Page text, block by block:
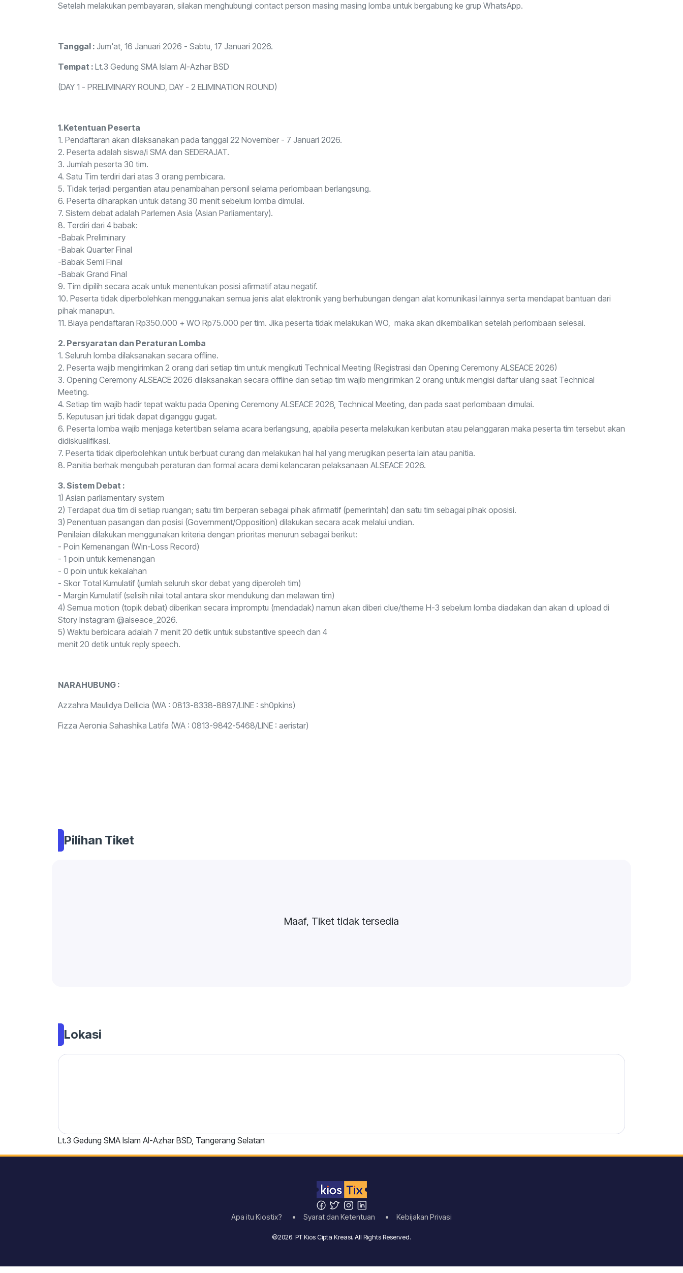
Setelah melakukan pembayaran, silakan menghubungi contact person masing masing lomba untuk bergabung ke grup WhatsApp.
Tanggal : Jum'at, 16 Januari 2026 - Sabtu, 17 Januari 2026.
Tempat : Lt.3 Gedung SMA Islam Al-Azhar BSD
(DAY 1 - PRELIMINARY ROUND, DAY - 2 ELIMINATION ROUND)
1.Ketentuan Peserta
1. Pendaftaran akan dilaksanakan pada tanggal 22 November - 7 Januari 2026.
2. Peserta adalah siswa/i SMA dan SEDERAJAT.
3. Jumlah peserta 30 tim.
4. Satu Tim terdiri dari atas 3 orang pembicara.
5. Tidak terjadi pergantian atau penambahan personil selama perlombaan berlangsung.
6. Peserta diharapkan untuk datang 30 menit sebelum lomba dimulai.
7. Sistem debat adalah Parlemen Asia (Asian Parliamentary).
8. Terdiri dari 4 babak:
-Babak Preliminary
-Babak Quarter Final
-Babak Semi Final
-Babak Grand Final
9. Tim dipilih secara acak untuk menentukan posisi afirmatif atau negatif.
10. Peserta tidak diperbolehkan menggunakan semua jenis alat elektronik yang berhubungan dengan alat komunikasi lainnya serta mendapat bantuan dari
pihak manapun.
11. Biaya pendaftaran Rp350.000 + WO Rp75.000 per tim. Jika peserta tidak melakukan WO, maka akan dikembalikan setelah perlombaan selesai.
2. Persyaratan dan Peraturan Lomba
1. Seluruh lomba dilaksanakan secara offline.
2. Peserta wajib mengirimkan 2 orang dari setiap tim untuk mengikuti Technical Meeting (Registrasi dan Opening Ceremony ALSEACE 2026)
3. Opening Ceremony ALSEACE 2026 dilaksanakan secara offline dan setiap tim wajib mengirimkan 2 orang untuk mengisi daftar ulang saat Technical
Meeting.
4. Setiap tim wajib hadir tepat waktu pada Opening Ceremony ALSEACE 2026, Technical Meeting, dan pada saat perlombaan dimulai.
5. Keputusan juri tidak dapat diganggu gugat.
6. Peserta lomba wajib menjaga ketertiban selama acara berlangsung, apabila peserta melakukan keributan atau pelanggaran maka peserta tim tersebut akan
didiskualifikasi.
7. Peserta tidak diperbolehkan untuk berbuat curang dan melakukan hal hal yang merugikan peserta lain atau panitia.
8. Panitia berhak mengubah peraturan dan formal acara demi kelancaran pelaksanaan ALSEACE 2026.
3. Sistem Debat :
1) Asian parliamentary system
2) Terdapat dua tim di setiap ruangan; satu tim berperan sebagai pihak afirmatif (pemerintah) dan satu tim sebagai pihak oposisi.
3) Penentuan pasangan dan posisi (Government/Opposition) dilakukan secara acak melalui undian.
Penilaian dilakukan menggunakan kriteria dengan prioritas menurun sebagai berikut:
- Poin Kemenangan (Win-Loss Record)
- 1 poin untuk kemenangan
- 0 poin untuk kekalahan
- Skor Total Kumulatif (jumlah seluruh skor debat yang diperoleh tim)
- Margin Kumulatif (selisih nilai total antara skor mendukung dan melawan tim)
4) Semua motion (topik debat) diberikan secara impromptu (mendadak) namun akan diberi clue/theme H-3 sebelum lomba diadakan dan akan di upload di
Story Instagram @alseace_2026.
5) Waktu berbicara adalah 7 menit 20 detik untuk substantive speech dan 4
menit 20 detik untuk reply speech.
NARAHUBUNG :
Azzahra Maulidya Dellicia (WA : 0813-8338-8897/LINE : sh0pkins)
Fizza Aeronia Sahashika Latifa (WA : 0813-9842-5468/LINE : aeristar)
Pilihan Tiket
Maaf, Tiket tidak tersedia
Lokasi
Lt.3 Gedung SMA Islam Al-Azhar BSD, Tangerang Selatan
Apa itu Kiostix? • Syarat dan Ketentuan • Kebijakan Privasi
©2026. PT Kios Cipta Kreasi. All Rights Reserved.